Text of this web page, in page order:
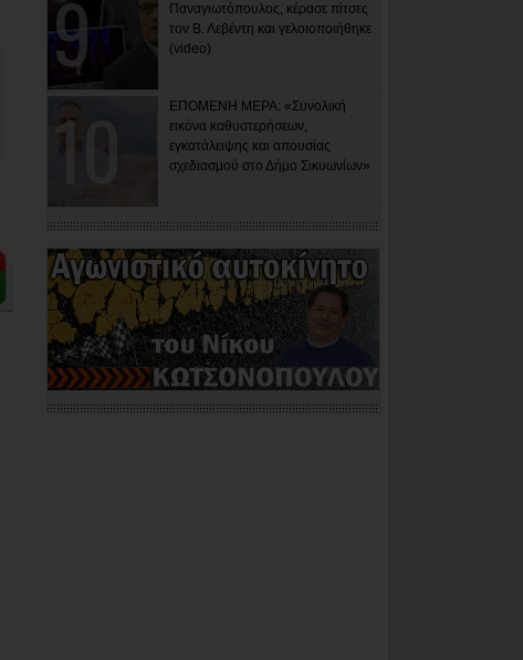
Παναγιωτόπουλος, κέρασε πίτσες
τον Β. Λεβέντη και γελοιοποιήθηκε
(video)
ΕΠΟΜΕΝΗ ΜΕΡΑ: «Συνολική
εικόνα καθυστερήσεων,
εγκατάλειψης και απουσίας
σχεδιασμού στο Δήμο Σικυωνίων»